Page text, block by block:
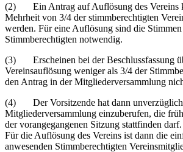
(2) Ein Antrag auf Auflösung des Vereins
Mehrheit von 3/4 der stimmberechtigten
werden. Für eine Auflösung sind die
Stimmberechtigten notwendig.
(3) Erscheinen bei der Beschlussfassung
Vereinsauflösung weniger als 3/4 der
den Antrag in der Mitgliederversammlung
(4) Der Vorsitzende hat dann unverzüglich
Mitgliederversammlung einzuberufen, die
der vorangegangenen Sitzung stattfinden darf.
Für die Auflösung des Vereins ist dann die
anwesenden Stimmberechtigten